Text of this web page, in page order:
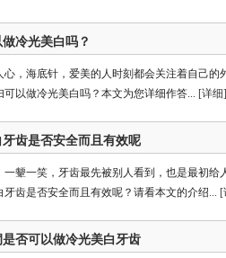
冷光美白吗？
心，海底针，爱美的人时刻都会关注着自己
可以做冷光美白吗？本文为您详细作答... [详细]
齿是否安全而且有效呢
一颦一笑，牙齿最先被别人看到，也是最初
牙齿是否安全而且有效呢？请看本文的介绍... [
否可以做冷光美白牙齿